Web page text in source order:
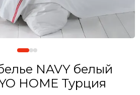
NAVY белый
HOME Турция